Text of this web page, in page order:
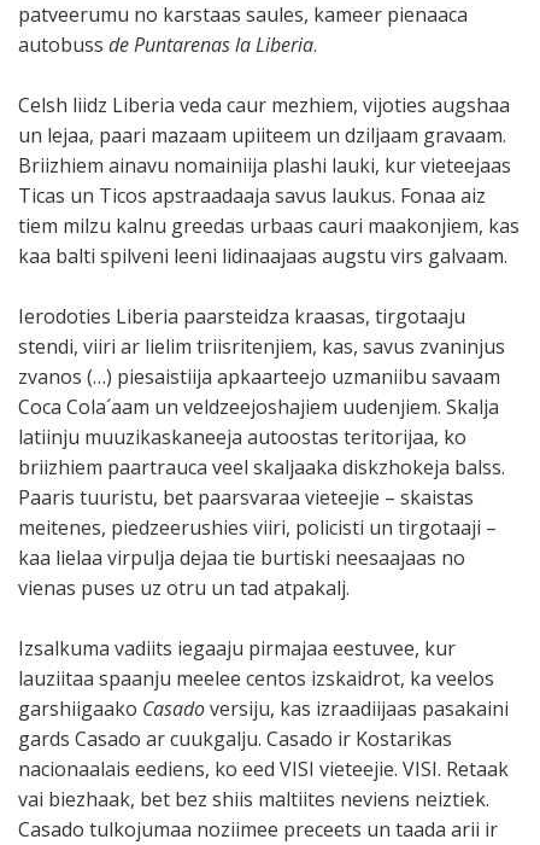
patveerumu no karstaas saules, kameer pienaaca
autobuss de Puntarenas la Liberia.
Celsh liidz Liberia veda caur mezhiem, vijoties augshaa
un lejaa, paari mazaam upiiteem un dziljaam gravaam.
Briizhiem ainavu nomainiija plashi lauki, kur vieteejaas
Ticas un Ticos apstraadaaja savus laukus. Fonaa aiz
tiem milzu kalnu greedas urbaas cauri maakonjiem, kas
kaa balti spilveni leeni lidinaajaas augstu virs galvaam.
Ierodoties Liberia paarsteidza kraasas, tirgotaaju
stendi, viiri ar lielim triisritenjiem, kas, savus zvaninjus
zvanos (…) piesaistiija apkaarteejo uzmaniibu savaam
Coca Cola´aam un veldzeejoshajiem uudenjiem. Skalja
latiinju muuzikaskaneeja autoostas teritorijaa, ko
briizhiem paartrauca veel skaljaaka diskzhokeja balss.
Paaris tuuristu, bet paarsvaraa vieteejie – skaistas
meitenes, piedzeerushies viiri, policisti un tirgotaaji –
kaa lielaa virpulja dejaa tie burtiski neesaajaas no
vienas puses uz otru un tad atpakalj.
Izsalkuma vadiits iegaaju pirmajaa eestuvee, kur
lauziitaa spaanju meelee centos izskaidrot, ka veelos
garshiigaako Casadoversiju, kas izraadiijaas pasakaini
gards Casado ar cuukgalju. Casado ir Kostarikas
nacionaalais eediens, ko eed VISI vieteejie. VISI. Retaak
vai biezhaak, bet bez shiis maltiites neviens neiztiek.
Casado tulkojumaa noziimee preceets un taada arii ir